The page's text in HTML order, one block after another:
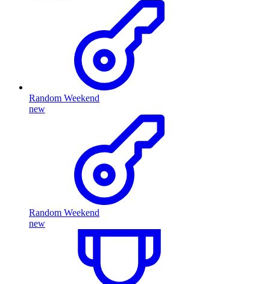
Random Weekend
new
Random Weekend
new